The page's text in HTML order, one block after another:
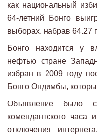
как национальный
64-летний Бонго
выборах, набрав 64,27
Бонго находится у
нефтью стране
избран в 2009 году
Бонго Ондимбы,
Объявление было
комендантского
отключения